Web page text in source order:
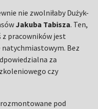
nie zwolniłaby Dużyk-
Jakuba Tabisza. Ten,
z pracowników jest
natychmiastowym. Bez
za
czy
rozmontowane pod